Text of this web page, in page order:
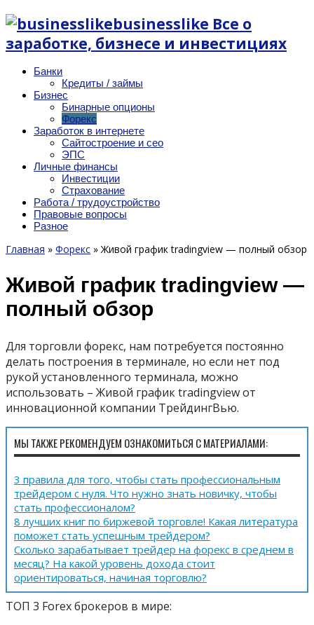
businesslike Все о
заработке, бизнесе и инвестициях
Банки
Кредиты / займы
Бизнес
Бинарные опционы
Форекс
Заработок в интернете
Сайтостроение и сео
ЭПС
Личные финансы
Инвестиции
Страхование
Работа / трудоустройство
Правовые вопросы
Разное
Главная » Форекс »Живой график tradingview — полный обзор
Живой график tradingview —
полный обзор
Для торговли форекс, нам потребуется постоянно
делать построения в терминале, но если нет под
рукой установленного терминала, можно
использовать – Живой график tradingview от
инновационной компании ТрейдингВью.
МЫ ТАКЖЕ РЕКОМЕНДУЕМ ОЗНАКОМИТЬСЯ С МАТЕРИАЛАМИ:
3 правила для того, чтобы стать профессиональным
трейдером с нуля. Что нужно знать новичку, чтобы
стать профессионалом?
8 лучших книг по биржевой торговле! Какая литература
поможет стать успешным трейдером?
Сколько зарабатывает трейдер на форекс в среднем в
месяц? На какой уровень дохода стоит
ориентироваться, начиная торговлю?
ТОП 3 Forex брокеров в мире: